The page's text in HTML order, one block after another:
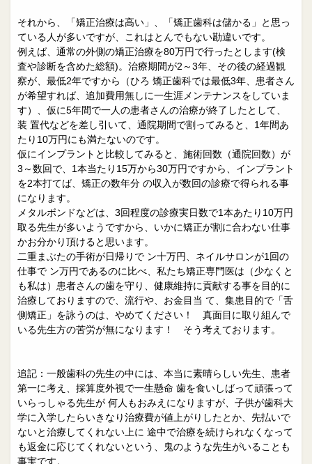
それから、「矯正治療は高い」、「矯正歯科は儲かる」と思っ
ている人が多いですが、これはとんでもない勘違いです。
例えば、通常の外側の矯正治療を80万円で行ったとします(検
査や診断を含めた総額)。治療期間が2～3年、その後の経過観
察が、最低2年ですから（ひろ 矯正歯科では最低3年、患者さん
が希望すれば、追加費用無しに一生涯メンテナンスをしていま
す）、仮に5年間で一人の患者さんの治療が終了したとして、
装 置代などを差し引いて、通院期間で割ってみると、1年間あ
たり10万円にも満たないのです。
仮にインプラントと比較してみると、施術回数（通院回数）が
3～数回で、1本当たり15万から30万円ですから、インプラント
を2本打てば、矯正の数年分 の収入が数回の診療で得られる事
になります。
メタルボンドなどは、3回程度の診療実日数で1本あたり10万円
取る先生が多いようですから、いかに矯正が割に合わない仕事
かお分かり頂けると思います。
二重まぶたの手術が日帰りで ン十万円、ネイルサロンが1回の
仕事で ン万円であるのに比べ、私たち矯正専門医は（少なくと
も私は）患者さんの歯を守り、健康維持に貢献する事を目的に
治療しておりますので、流行や、お金目当 て、集患目的で「舌
側矯正」を詠うのは、やめてください！ 真面目に取り組んで
いる先生方の苦労が無になります！ そう考えております。
追記：一般歯科の先生の中には、本当に素晴らしい先生、患者
第一に考え、採算度外視で一生懸命 歯を食いしばって頑張って
いらっしゃる先生が 何人もおみえになりますが、子供が歯科大
学に入学したらいきなり治療費が値上がりしたとか、先払いで
ないと治療してくれない上に 途中で治療を続けられなくなって
も返金に応じてくれないという、鬼のような先生がいることも
事実です。